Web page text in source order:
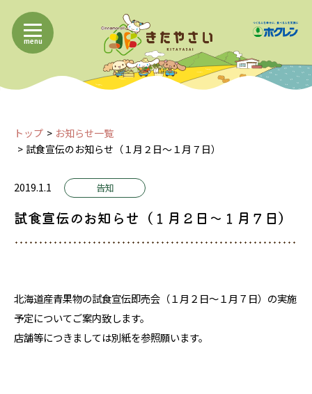
menu
トップ
お知らせ一覧
試食宣伝のお知らせ（１月２日～１月７日）
2019.1.1 告知
試食宣伝のお知らせ（１月２日～１月７日）
北海道産青果物の試食宣伝即売会（１月２日～１月７日）の実施
予定についてご案内致します。
店舗等につきましては別紙を参照願います。